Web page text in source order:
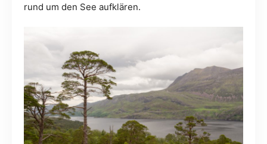
rund um den See aufklären.